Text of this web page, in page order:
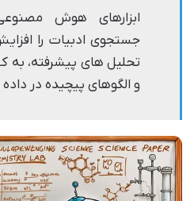
ابزارهای هوش
جستجوی ادبیات را
تحلیل های پیشرفته، به
و الگوهای پیچیده در